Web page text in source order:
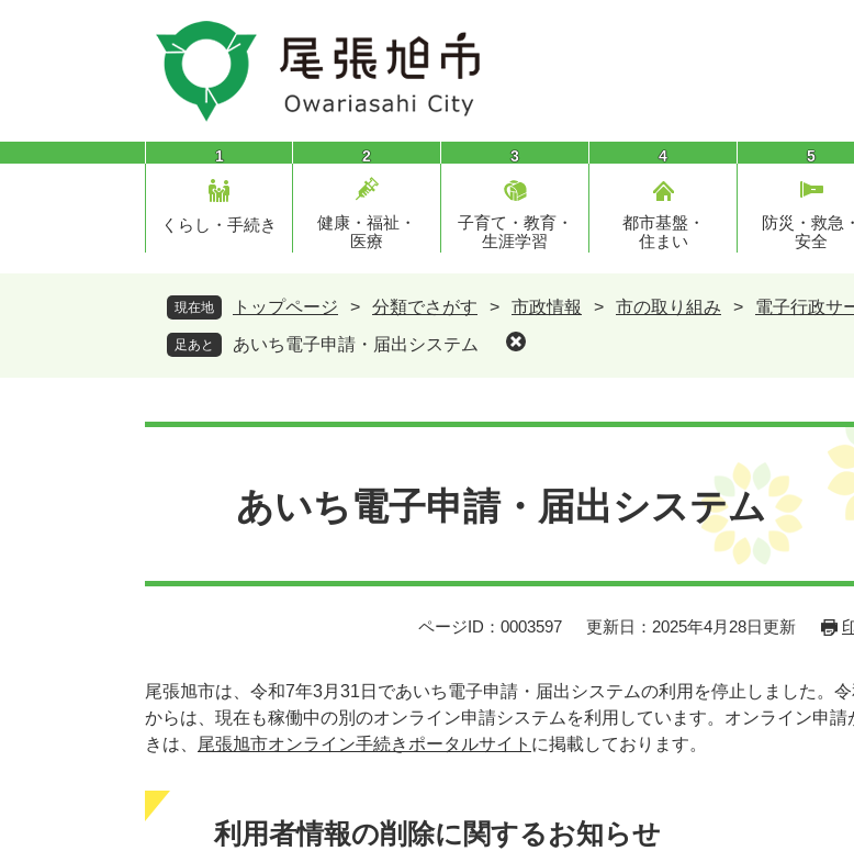
頭
飛
1
くらし・手続き
2
健康・福祉・
医療
3
子育て・教育・
生涯学習
4
都市基盤・
住まい
5
防災・救急・
安全
現在地 トップページ > 分類でさがす > 市政情報 > 市の取り組み > 電子行政サ
足あと あいち電子申請・届出システム
あいち電子申請・届出システム
ページID：0003597 更新日：2025年4月28日更新
尾張旭市は、令和7年3月31日であいち電子申請・届出システムの利用を停止しました。令
からは、現在も稼働中の別のオンライン申請システムを利用しています。オンライン申請
きは、
尾張旭市オンライン手続きポータルサイト に掲載しております。​
利用者情報の削除に関するお知らせ